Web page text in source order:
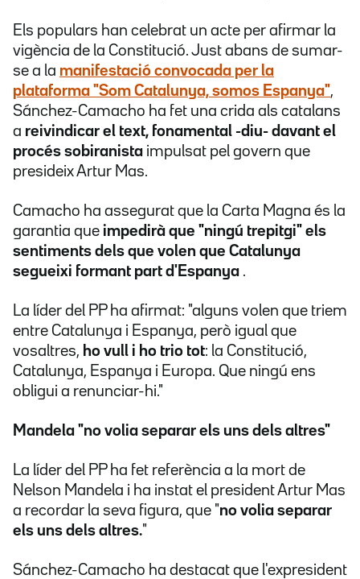
Els populars han celebrat un acte per afirmar la
vigència de la Constitució. Just abans de sumar-
se a la manifestació convocada per la
plataforma "Som Catalunya, somos Espanya",
Sánchez-Camacho ha fet una crida als catalans
a reivindicar el text, fonamental -diu- davant el
procés sobiranista impulsat pel govern que
presideix Artur Mas.
Camacho ha assegurat que la Carta Magna és la
garantia que impedirà que "ningú trepitgi" els
sentiments dels que volen que Catalunya
segueixi formant part d'Espanya .
La líder del PP ha afirmat: "alguns volen que triem
entre Catalunya i Espanya, però igual que
vosaltres, ho vull i ho trio tot: la Constitució,
Catalunya, Espanya i Europa. Que ningú ens
obligui a renunciar-hi."
Mandela "no volia separar els uns dels altres"
La líder del PP ha fet referència a la mort de
Nelson Mandela i ha instat el president Artur Mas
a recordar la seva figura, que "no volia separar
els uns dels altres."
Sánchez-Camacho ha destacat que l'expresident